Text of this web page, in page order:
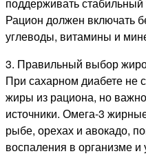
поддерживать
Рацион должен включать
углеводы, витамины и
3. Правильный выбор
При сахарном диабете не
жиры из рациона, но
источники. Омега-3
рыбе, орехах и авокадо,
воспаления в организме